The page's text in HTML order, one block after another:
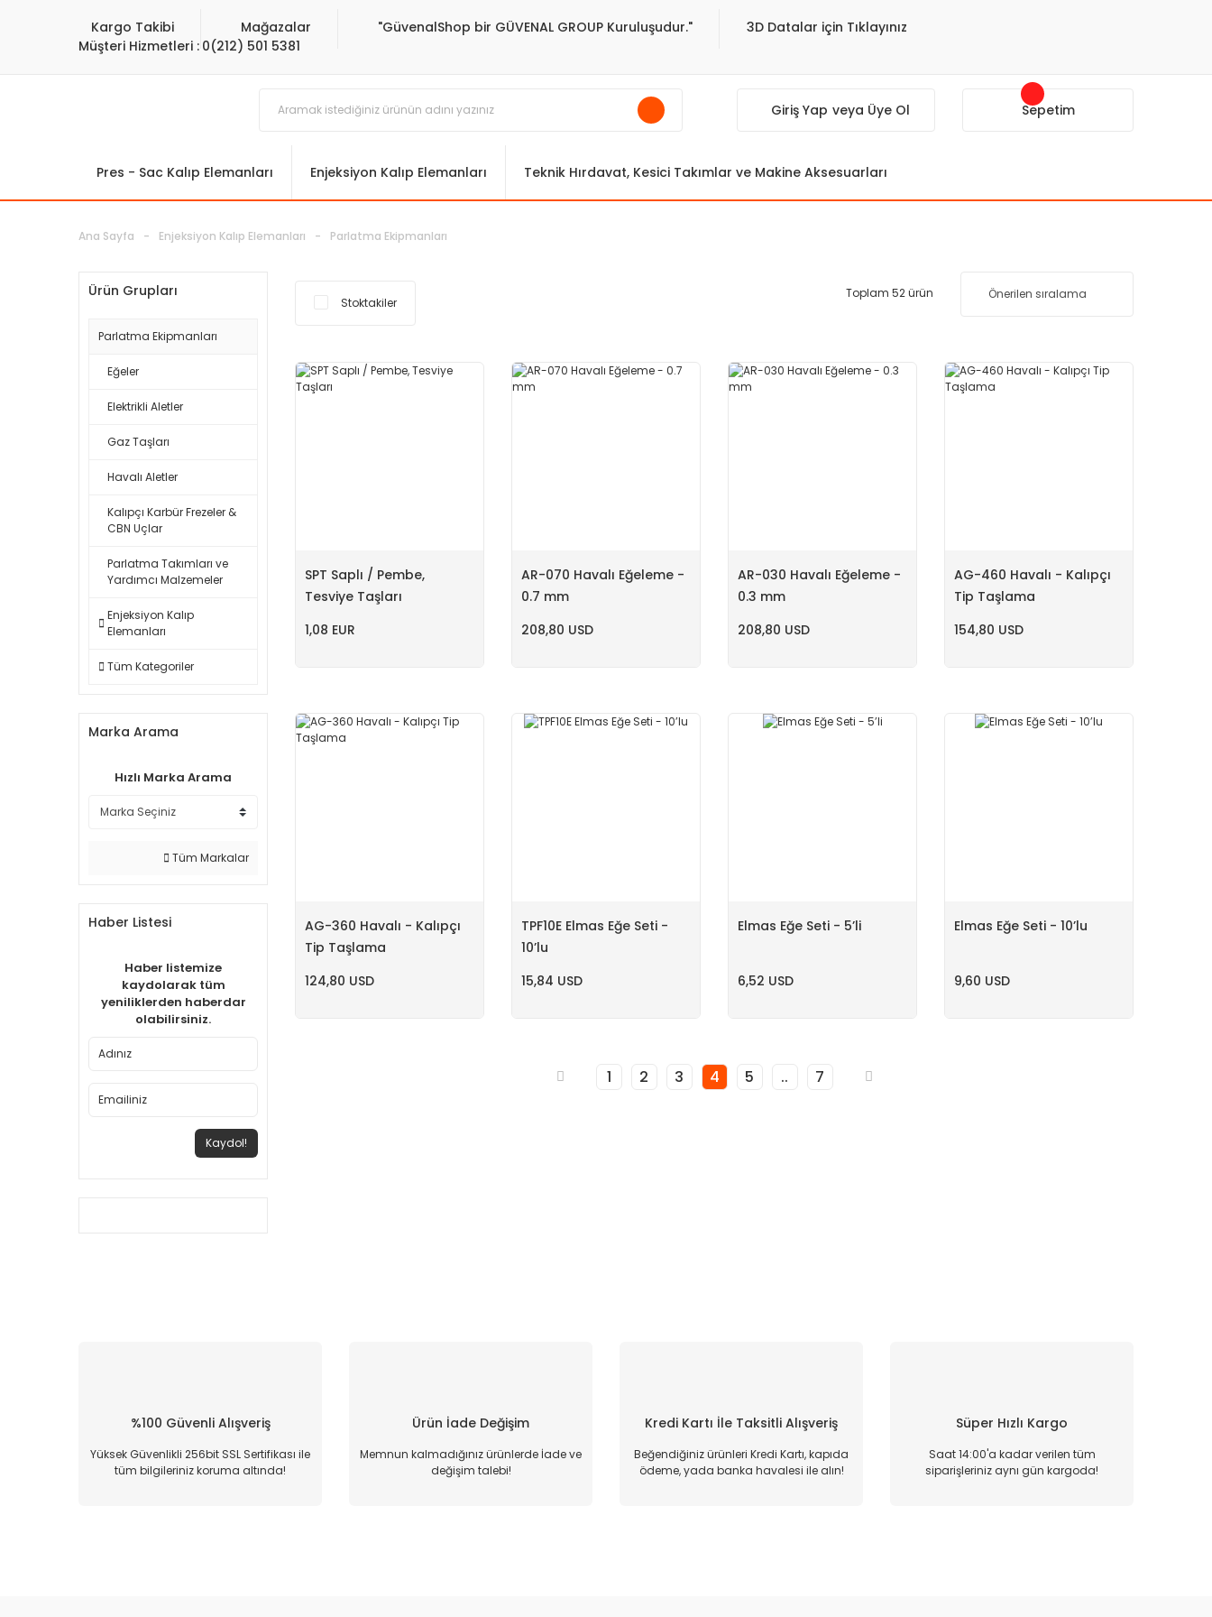
Kargo Takibi Mağazalar "GüvenalShop bir GÜVENAL GROUP Kuruluşudur."
3D Datalar için Tıklayınız
Müşteri Hizmetleri : 0(212) 501 5381
Giriş Yap veya Üye Ol Sepetim
Pres - Sac Kalıp Elemanları Enjeksiyon Kalıp Elemanları Teknik Hırdavat, Kesici Takımlar ve Makine Aksesuarları
Ana Sayfa Enjeksiyon Kalıp Elemanları Parlatma Ekipmanları
Ürün Grupları
Parlatma Ekipmanları
Eğeler
Elektrikli Aletler
Gaz Taşları
Havalı Aletler
Kalıpçı Karbür Frezeler &
CBN Uçlar
Parlatma Takımları ve
Yardımcı Malzemeler
Enjeksiyon Kalıp
Elemanları
Tüm Kategoriler
Marka Arama
Hızlı Marka Arama
Tüm Markalar
Haber Listesi
Haber listemize
kaydolarak tüm
yeniliklerden haberdar
olabilirsiniz.
Kaydol!
Stoktakiler
Toplam 52 ürün
SPT Saplı / Pembe,
Tesviye Taşları
1,08 EUR
AR-070 Havalı Eğeleme -
0.7 mm
208,80 USD
AR-030 Havalı Eğeleme -
0.3 mm
208,80 USD
AG-460 Havalı - Kalıpçı
Tip Taşlama
154,80 USD
AG-360 Havalı - Kalıpçı
Tip Taşlama
124,80 USD
TPF10E Elmas Eğe Seti -
10’lu
15,84 USD
Elmas Eğe Seti - 5’li
6,52 USD
Elmas Eğe Seti - 10’lu
9,60 USD
1 2 3 4 5 .. 7
%100 Güvenli Alışveriş
Yüksek Güvenlikli 256bit SSL Sertifikası ile
tüm bilgileriniz koruma altında!
Ürün İade Değişim
Memnun kalmadığınız ürünlerde İade ve
değişim talebi!
Kredi Kartı İle Taksitli Alışveriş
Beğendiğiniz ürünleri Kredi Kartı, kapıda
ödeme, yada banka havalesi ile alın!
Süper Hızlı Kargo
Saat 14:00'a kadar verilen tüm
siparişleriniz aynı gün kargoda!